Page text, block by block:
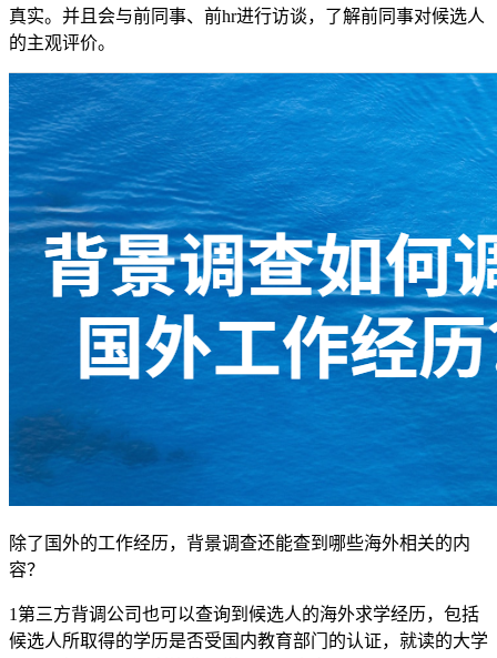
真实。并且会与前同事、前hr进行访谈，了解前同事对候选人
的主观评价。
除了国外的工作经历，背景调查还能查到哪些海外相关的内
容？
1第三方背调公司也可以查询到候选人的海外求学经历，包括
候选人所取得的学历是否受国内教育部门的认证，就读的大学